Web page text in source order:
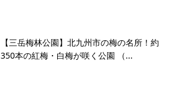
【三岳梅林公園】北九州市の梅の名所！約
350本の紅梅・白梅が咲く公園 （...